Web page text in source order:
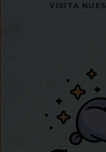
VISITA